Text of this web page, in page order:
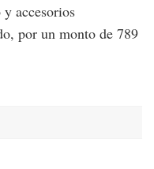
accesorios
por un monto de 789